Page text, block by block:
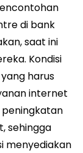
di bank
saat ini
Kondisi
harus
internet
peningkatan
sehingga
menyediakan